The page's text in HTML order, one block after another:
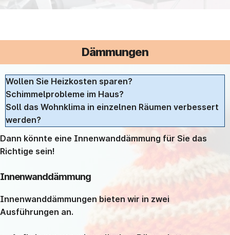
Dämmungen
Wollen Sie Heizkosten sparen?
Schimmelprobleme im Haus?
Soll das Wohnklima in einzelnen Räumen verbessert
werden?
Dann könnte eine Innenwanddämmung für Sie das
Richtige sein!
Innenwanddämmung
Innenwanddämmungen bieten wir in zwei
Ausführungen an.